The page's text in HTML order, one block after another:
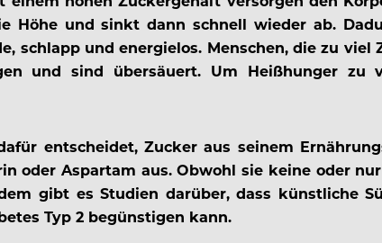
Höhe und sinkt dann schnell wieder ab.
schlapp und energielos. Menschen, die zu
und sind übersäuert. Um Heißhunger zu
entscheidet, Zucker aus seinem
oder Aspartam aus. Obwohl sie keine oder
gibt es Studien darüber, dass künstliche
Typ 2 begünstigen kann.